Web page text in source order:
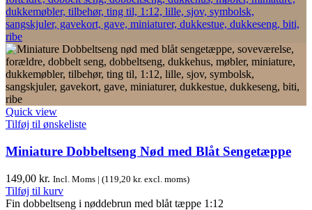
Quick view
Tilføj til ønskeliste
Miniature Dobbeltseng Nød med Blåt Sengetæppe
149,00 kr. Incl. Moms | (119,20 kr. excl. moms)
Tilføj til kurv
Fin dobbeltseng i nøddebrun med blåt tæppe 1:12